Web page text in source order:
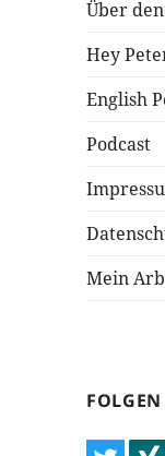
Über
Hey
English
Podcast
Mein